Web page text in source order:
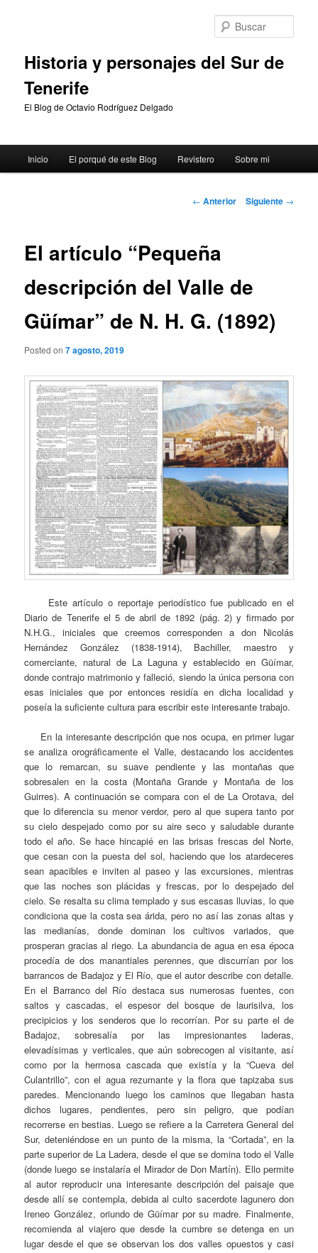
Historia y personajes del Sur de
Tenerife
El Blog de Octavio Rodríguez Delgado
principal
Inicio El porqué de este Blog Revistero Sobre mi
Navegación
← Anterior Siguiente →
El artículo “Pequeña
descripción del Valle de
Güímar” de N. H. G. (1892)
Posted on7 agosto, 2019
Este artículo o reportaje periodístico fue publicado en el
Diario de Tenerife el 5 de abril de 1892 (pág. 2) y firmado por
N.H.G., iniciales que creemos corresponden a don Nicolás
Hernández González (1838-1914), Bachiller, maestro y
comerciante, natural de La Laguna y establecido en Güímar,
donde contrajo matrimonio y falleció, siendo la única persona con
esas iniciales que por entonces residía en dicha localidad y
poseía la suficiente cultura para escribir este interesante trabajo.
En la interesante descripción que nos ocupa, en primer lugar
se analiza orográficamente el Valle, destacando los accidentes
que lo remarcan, su suave pendiente y las montañas que
sobresalen en la costa (Montaña Grande y Montaña de los
Guirres). A continuación se compara con el de La Orotava, del
que lo diferencia su menor verdor, pero al que supera tanto por
su cielo despejado como por su aire seco y saludable durante
todo el año. Se hace hincapié en las brisas frescas del Norte,
que cesan con la puesta del sol, haciendo que los atardeceres
sean apacibles e inviten al paseo y las excursiones, mientras
que las noches son plácidas y frescas, por lo despejado del
cielo. Se resalta su clima templado y sus escasas lluvias, lo que
condiciona que la costa sea árida, pero no así las zonas altas y
las medianías, donde dominan los cultivos variados, que
prosperan gracias al riego. La abundancia de agua en esa época
procedía de dos manantiales perennes, que discurrían por los
barrancos de Badajoz y El Río, que el autor describe con detalle.
En el Barranco del Río destaca sus numerosas fuentes, con
saltos y cascadas, el espesor del bosque de laurisilva, los
precipicios y los senderos que lo recorrían. Por su parte el de
Badajoz, sobresalía por las impresionantes laderas,
elevadísimas y verticales, que aún sobrecogen al visitante, así
como por la hermosa cascada que existía y la “Cueva del
Culantrillo”, con el agua rezumante y la flora que tapizaba sus
paredes. Mencionando luego los caminos que llegaban hasta
dichos lugares, pendientes, pero sin peligro, que podían
recorrerse en bestias. Luego se refiere a la Carretera General del
Sur, deteniéndose en un punto de la misma, la “Cortada”, en la
parte superior de La Ladera, desde el que se domina todo el Valle
(donde luego se instalaría el Mirador de Don Martín). Ello permite
al autor reproducir una interesante descripción del paisaje que
desde allí se contempla, debida al culto sacerdote lagunero don
Ireneo González, oriundo de Güímar por su madre. Finalmente,
recomienda al viajero que desde la cumbre se detenga en un
lugar desde el que se observan los dos valles opuestos y casi